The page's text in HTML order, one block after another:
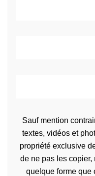
Sauf mention
textes, vidéos et
propriété exclusive
de ne pas les
quelque forme que